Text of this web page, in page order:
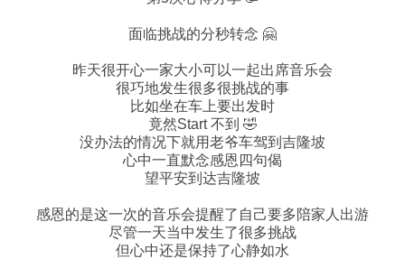
面临挑战的分秒转念 🤗
昨天很开心一家大小可以一起出席音乐会
很巧地发生很多很挑战的事
比如坐在车上要出发时
竟然Start 不到 🤣
没办法的情况下就用老爷车驾到吉隆坡
心中一直默念感恩四句偈
望平安到达吉隆坡
感恩的是这一次的音乐会提醒了自己要多陪家人出游
尽管一天当中发生了很多挑战
但心中还是保持了心静如水